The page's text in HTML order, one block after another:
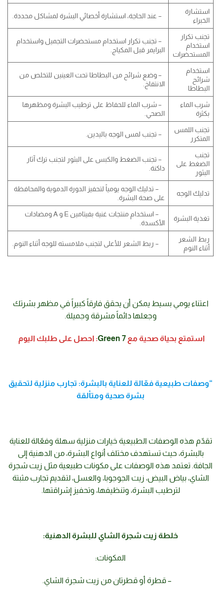
استشارة
الخبراء
– عند الحاجة، استشارة أخصائي البشرة لمشاكل محددة.
تجنب تكرار
استخدام
المستحضرات
– تجنب تكرار استخدام مستحضرات التجميل واستخدام
البرايمر قبل المكياج.
استخدام
شرائح
البطاطا
– وضع شرائح من البطاطا تحت العينين للتخلص من
الانتفاخ.
شرب الماء
بكثرة
– شرب الماء للحفاظ على ترطيب البشرة ومظهرها
الصحي.
تجنب اللمس
المتكرر
– تجنب لمس الوجه باليدين.
تجنب
الضغط على
البثور
– تجنب الضغط والكبس على البثور لتجنب ترك آثار
داكنة.
تدليك الوجه
– تدليك الوجه يومياً لتحفيز الدورة الدموية والمحافظة
على صحة البشرة.
تغذية البشرة
– استخدام منتجات غنية بفيتامين E و A ومضادات
الأكسدة.
ربط الشعر
أثناء النوم
– ربط الشعر للأعلى لتجنب ملامسته للوجه أثناء النوم.
اعتناء يومي بسيط يمكن أن يحقق فارقاً كبيراً في مظهر بشرتك
وجعلها دائماً مشرقة وجميلة.
استمتع بحياة صحية مع 7 Green : احصل على طلبك اليوم
“وصفات طبيعية فعّالة للعناية بالبشرة: تجارب منزلية لتحقيق
بشرة صحية ومتألقة
تقدّم هذه الوصفات الطبيعية خيارات منزلية سهلة وفعّالة للعناية
بالبشرة، حيث تستهدف مختلف أنواع البشرة، من الدهنية إلى
الجافة. تعتمد هذه الوصفات على مكونات طبيعية مثل زيت شجرة
الشاي، بياض البيض، زيت الجوجوبا، والعسل، لتقديم تجارب مثبتة
لترطيب البشرة، وتنظيفها، وتحفيز إشراقتها.
خلطة زيت شجرة الشاي للبشرة الدهنية:
المكونات:
– قطرة أو قطرتان من زيت شجرة الشاي.